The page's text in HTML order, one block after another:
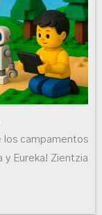
los campamentos
Eureka! Zientzia